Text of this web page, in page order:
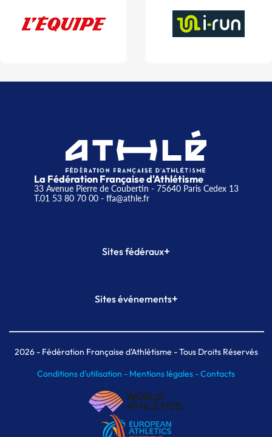
La Fédération Française d'Athlétisme
33 Avenue Pierre de Coubertin - 75640 Paris Cedex 13
T.01 53 80 70 00- ffa@athle.fr
Sites fédéraux+
Plateforme Formation
Sites événements+
Meeting de Paris indoor
MAIF Ekiden de Paris
2026- Fédération Française d'Athlétisme - Tous Droits Réservés
Conditions d'utilisation - Mentions légales -Contacts